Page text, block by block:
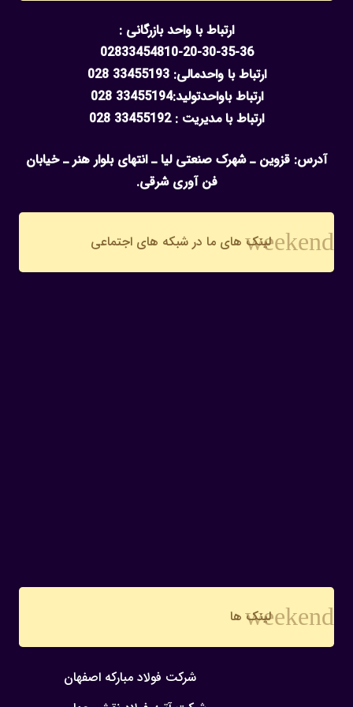
ارتباط با واحد بازرگانی :
02833454810-20-30-35-36
ارتباط با واحدمالی: 33455193 028
ارتباط باواحدتولید:33455194 028
ارتباط با مدیریت : 33455192 028
آدرس: قزوین ـ شهرک صنعتی لیا ـ انتهای بلوار هنر ـ خیابان
فن آوری شرقی.
weekendلینک های ما در شبکه های اجتماعی
weekend
لینک ها
شرکت فولاد مبارکه اصفهان